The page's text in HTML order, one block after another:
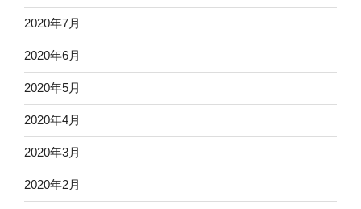
2020年7月
2020年6月
2020年5月
2020年4月
2020年3月
2020年2月